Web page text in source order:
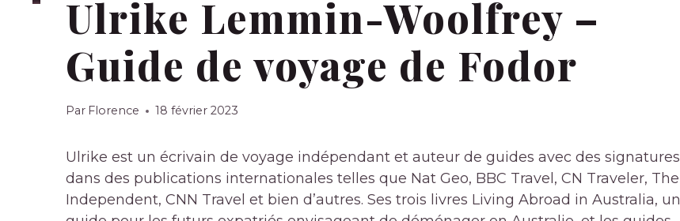
Ulrike Lemmin-Woolfrey –
Guide de voyage de Fodor
Par Florence 18 février 2023
Ulrike est un écrivain de voyage indépendant et auteur de guides avec des signatures
dans des publications internationales telles que Nat Geo, BBC Travel, CN Traveler, The
Independent, CNN Travel et bien d’autres. Ses trois livres Living Abroad in Australia, un